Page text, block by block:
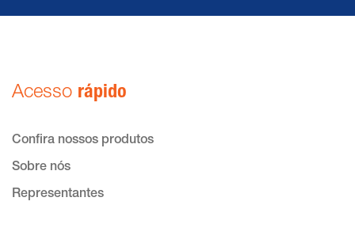
Acesso rápido
Confira nossos produtos
Sobre nós
Representantes